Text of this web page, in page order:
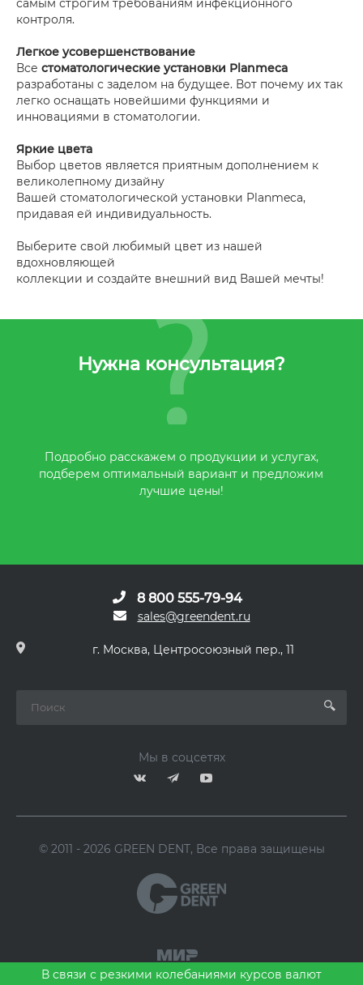
самым строгим требованиям инфекционного
контроля.
Легкое усовершенствование
Все стоматологические установки Planmeca
разработаны с заделом на будущее. Вот почему их так
легко оснащать новейшими функциями и
инновациями в стоматологии.
Яркие цвета
Выбор цветов является приятным дополнением к
великолепному дизайну
Вашей стоматологической установки Planmeca,
придавая ей индивидуальность.
Выберите свой любимый цвет из нашей
вдохновляющей
коллекции и создайте внешний вид Вашей мечты!
Нужна консультация?
Подробно расскажем о продукции и услугах,
подберем оптимальный вариант и предложим
лучшие цены!
8 800 555-79-94
sales@greendent.ru
г. Москва, Центросоюзный пер., 11
Мы в соцсетях
© 2011 - 2026 GREEN DENT, Все права защищены
В связи с резкими колебаниями курсов валют